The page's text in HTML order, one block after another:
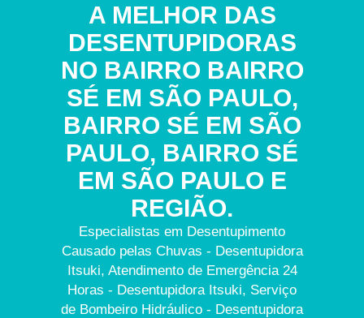
A MELHOR DAS
DESENTUPIDORAS
NO BAIRRO BAIRRO
SÉ EM SÃO PAULO,
BAIRRO SÉ EM SÃO
PAULO, BAIRRO SÉ
EM SÃO PAULO E
REGIÃO.
Especialistas em Desentupimento
Causado pelas Chuvas - Desentupidora
Itsuki, Atendimento de Emergência 24
Horas - Desentupidora Itsuki, Serviço
de Bombeiro Hidráulico - Desentupidora